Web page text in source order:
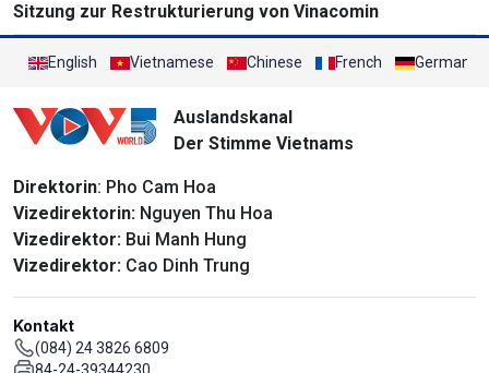
Sitzung zur Restrukturierung von Vinacomin
English Vietnamese Chinese French German
Auslandskanal
Der Stimme Vietnams
Direktorin: Pho Cam Hoa
Vizedirektorin: Nguyen Thu Hoa
Vizedirektor: Bui Manh Hung
Vizedirektor: Cao Dinh Trung
Kontakt
(084) 24 3826 6809